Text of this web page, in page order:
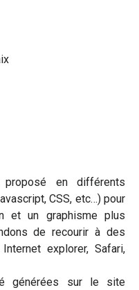
en différents
CSS, etc…) pour
et un graphisme plus
de recourir à des
explorer, Safari,
générées sur le site